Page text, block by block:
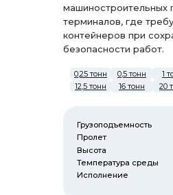
машиностроительных
терминалов, где
контейнеров при
безопасности работ.
Грузоподъемность
Пролет
Высота
Температура среды
Исполнение
0,25 тонн 0,5 тонн 1
12,5 тонн
16 тонн 20